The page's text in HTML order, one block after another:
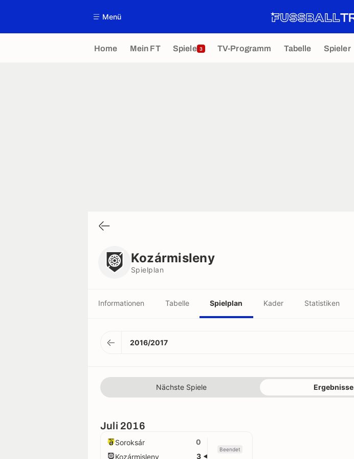
Menü
Home Mein FT Spiele 3 TV-Programm Tabelle Spieler
Kozármisleny
Spielplan
Informationen Tabelle Spielplan Kader Statistiken
2016/2017
Nächste Spiele Ergebnisse
Juli 2016
Soroksár
0
Kozármisleny
3
Beendet